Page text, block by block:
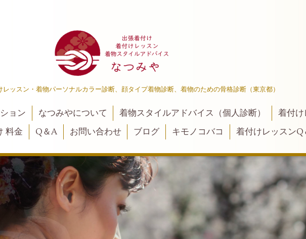
ッスン・着物パーソナルカラー診断、顔タイプ着物診断、着物のための骨格診断（東京都）
ョン なつみやについて 着物スタイルアドバイス（個人診断）
着付
料金 Q＆A お問い合わせ ブログ キモノコバコ 着付けレッスンQ